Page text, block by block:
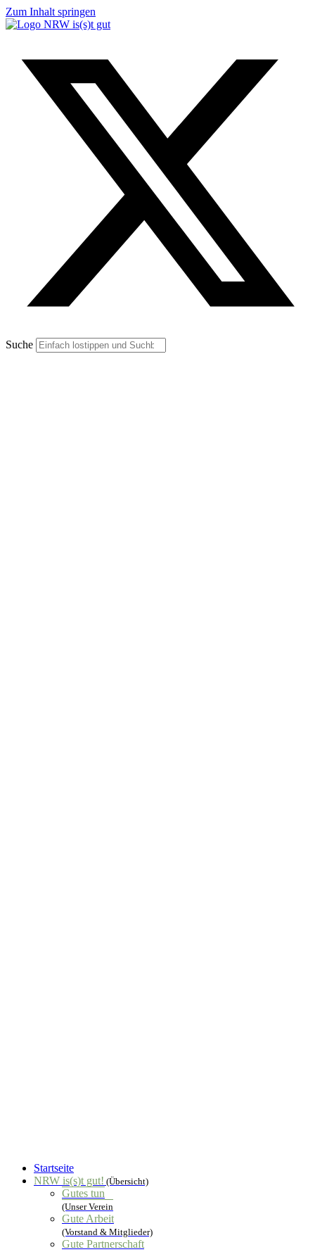
Zum Inhalt springen
Suche
Startseite
NRW is(s)t gut! (Übersicht)
Gutes tun
(Unser Verein
Gute Arbeit
(Vorstand & Mitglieder)
Gute Partnerschaft